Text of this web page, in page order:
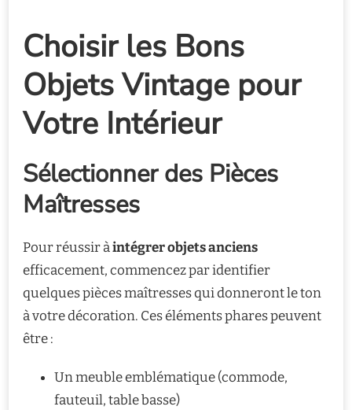
Choisir les Bons
Objets Vintage pour
Votre Intérieur
Sélectionner des Pièces
Maîtresses
Pour réussir àintégrer objets anciens
efficacement, commencez par identifier
quelques pièces maîtresses qui donneront le ton
à votre décoration. Ces éléments phares peuvent
être :
Un meuble emblématique (commode,
fauteuil, table basse)